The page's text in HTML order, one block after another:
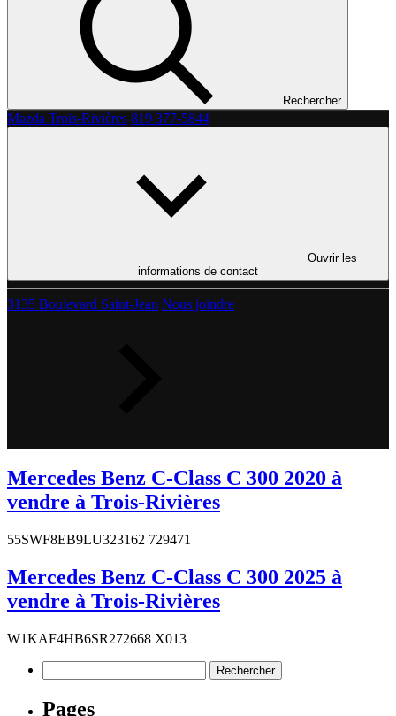
Rechercher
Mazda Trois-Rivières 819 377-5844
Ouvrir les
informations de contact
3135 Boulevard Saint-Jean Nous joindre
Mercedes Benz C-Class C 300 2020 à
vendre à Trois-Rivières
55SWF8EB9LU323162 729471
Mercedes Benz C-Class C 300 2025 à
vendre à Trois-Rivières
W1KAF4HB6SR272668 X013
Pages